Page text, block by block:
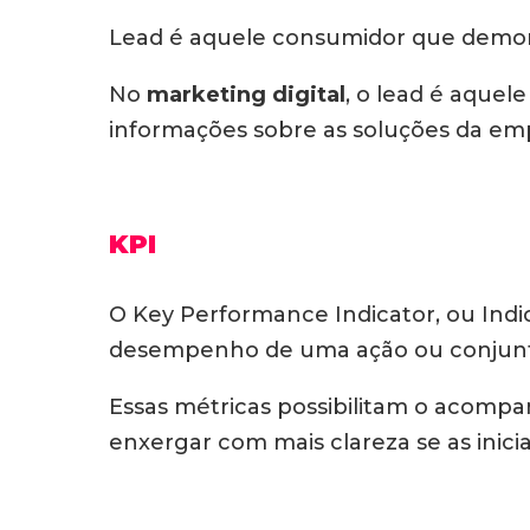
Lead é aquele consumidor que
No marketing digital , o lead é
informações sobre as soluções da
KPI
O Key Performance Indicator, ou
desempenho de uma ação ou
Essas métricas possibilitam o
enxergar com mais clareza se as